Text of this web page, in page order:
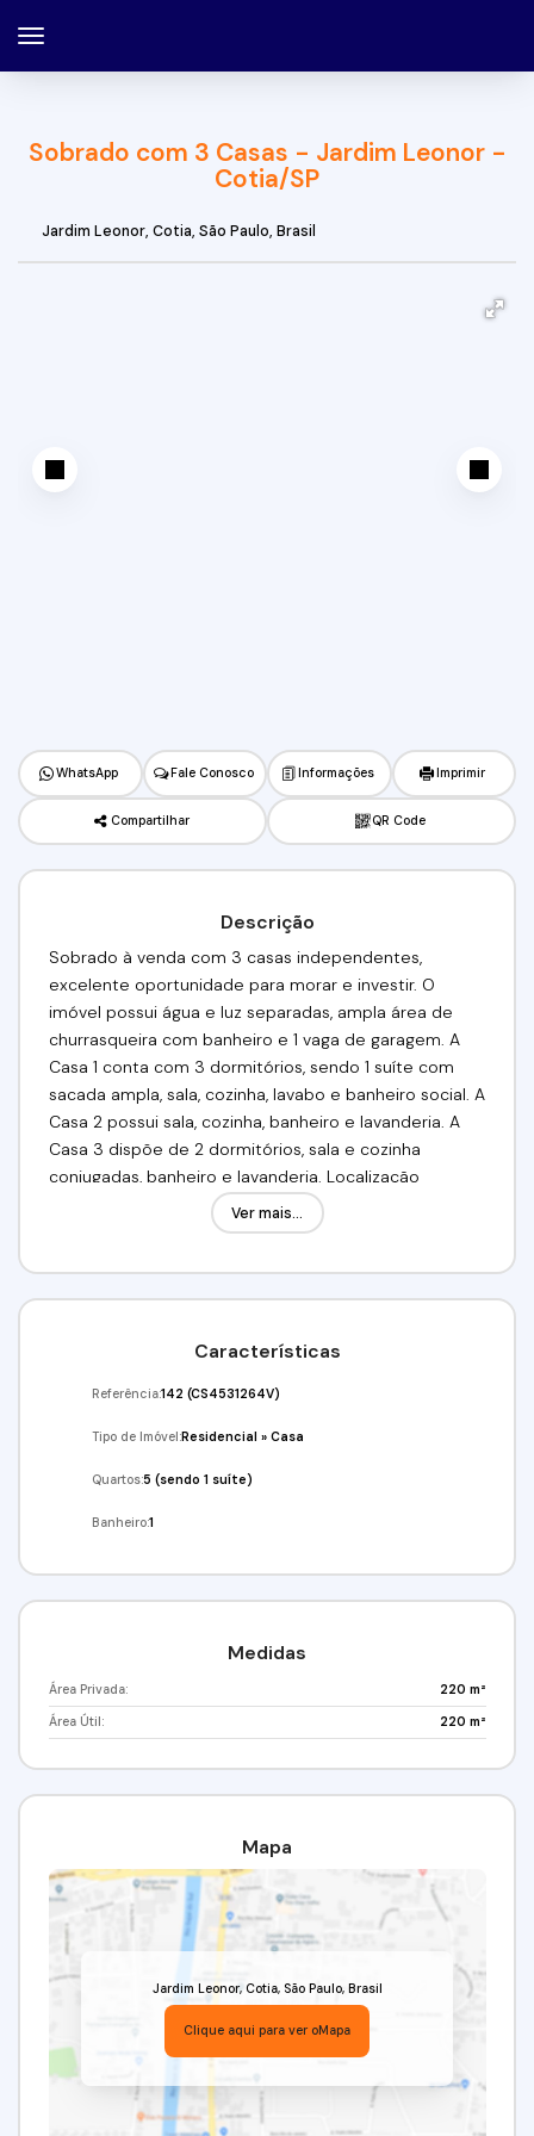
Sobrado com 3 Casas - Jardim Leonor -
Cotia/SP
Jardim Leonor, Cotia, São Paulo, Brasil
WhatsApp Fale Conosco Informações Imprimir
Compartilhar QR Code
Descrição
Sobrado à venda com 3 casas independentes,
excelente oportunidade para morar e investir. O
imóvel possui água e luz separadas, ampla área de
churrasqueira com banheiro e 1 vaga de garagem. A
Casa 1 conta com 3 dormitórios, sendo 1 suíte com
sacada ampla, sala, cozinha, lavabo e banheiro social. A
Casa 2 possui sala, cozinha, banheiro e lavanderia. A
Casa 3 dispõe de 2 dormitórios, sala e cozinha
conjugadas, banheiro e lavanderia. Localização
privilegiada, próxima ao Centro de Cotia,
supermercados, bancos, escolas, hospital, terminal de
Agende sua visita pelos telefones (11) 95286-3605, (11)
Negócios.
Ver mais...
Características
Referência:142 (CS4531264V)
Tipo de Imóvel:Residencial »Casa
Quartos:5 (sendo 1 suíte)
Banheiro:1
Medidas
Área Privada: 220 m²
Área Útil: 220 m²
Mapa
Jardim Leonor, Cotia, São Paulo, Brasil
Clique aqui para ver oMapa